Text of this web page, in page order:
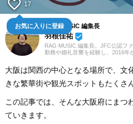
favorite_border 17
お気に入りに登録RAG MUSIC 編集長
羽根佳祐 beenhere
RAG MUSIC 編集長。JFC公認フ
勤務や婚礼音響を経験し、2016年
バンドでドラムと、さまざまな楽
め、各地の音楽フェスの紹介記事
活動やこれまでの業務で培った経
す。音楽は国内外のロックはもち
大阪は関西の中心となる場所で、文
きな繁華街や観光スポットもたくさ
この記事では、そんな大阪府にまつ
ていきます。